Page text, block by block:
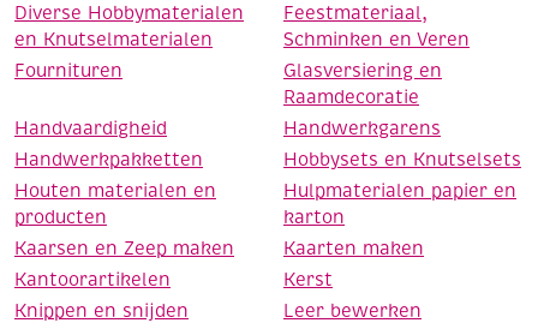
Diverse Hobbymaterialen
en Knutselmaterialen
Feestmateriaal,
Schminken en Veren
Fournituren
Glasversiering en
Raamdecoratie
Handvaardigheid
Handwerkgarens
Handwerkpakketten
Hobbysets en Knutselsets
Houten materialen en
producten
Hulpmaterialen papier en
karton
Kaarsen en Zeep maken
Kaarten maken
Kantoorartikelen
Kerst
Knippen en snijden
Leer bewerken